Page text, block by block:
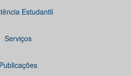
Estudantil
Serviços
Publicações